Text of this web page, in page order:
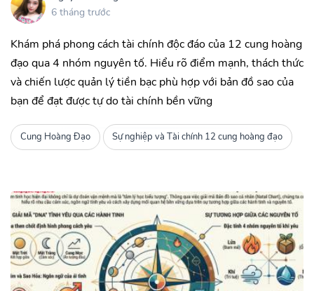
6 tháng trước
Khám phá phong cách tài chính độc đáo của 12 cung hoàng
đạo qua 4 nhóm nguyên tố. Hiểu rõ điểm mạnh, thách thức
và chiến lược quản lý tiền bạc phù hợp với bản đồ sao của
bạn để đạt được tự do tài chính bền vững
Cung Hoàng Đạo Sự nghiệp và Tài chính 12 cung hoàng đạo